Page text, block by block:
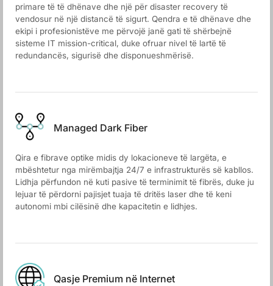
primare të të dhënave dhe një për disaster recovery të
vendosur në një distancë të sigurt. Qendra e të dhënave dhe
ekipi i profesionistëve me përvojë janë gati të shërbejnë
sisteme IT mission-critical, duke ofruar nivel të lartë të
redundancës, sigurisë dhe disponueshmërisë.
Managed Dark Fiber
Qira e fibrave optike midis dy lokacioneve të largëta, e
mbështetur nga mirëmbajtja 24/7 e infrastrukturës së kabllos.
Lidhja përfundon në kuti pasive të terminimit të fibrës, duke ju
lejuar të përdorni pajisjet tuaja të dritës laser dhe të keni
autonomi mbi cilësinë dhe kapacitetin e lidhjes.
Qasje Premium në Internet